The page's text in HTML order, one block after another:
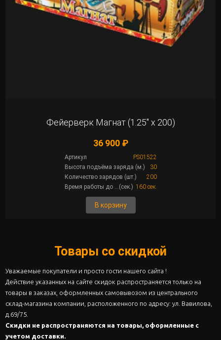
Фейерверк Магнат (1.25" х 200)
36 900 ₽
Артикул
РS01522
Высота подъёма заряда (м.)
30
Количество зарядов (шт.)
200
Время работы до ...(сек.) 160 сек.
В корзину
Товары со скидкой
Уважаемые покупатели и просто гости нашего сайта !
Действие указанных на сайте скидок распространяется только на
товары в заказах, оформленных самовывозом из центрального
склад-магазина компании, расположенного по адресу: ул. Вавилова,
д.69/75.
Скидки не распространяются на товары, оформленные с
учетом доставки.